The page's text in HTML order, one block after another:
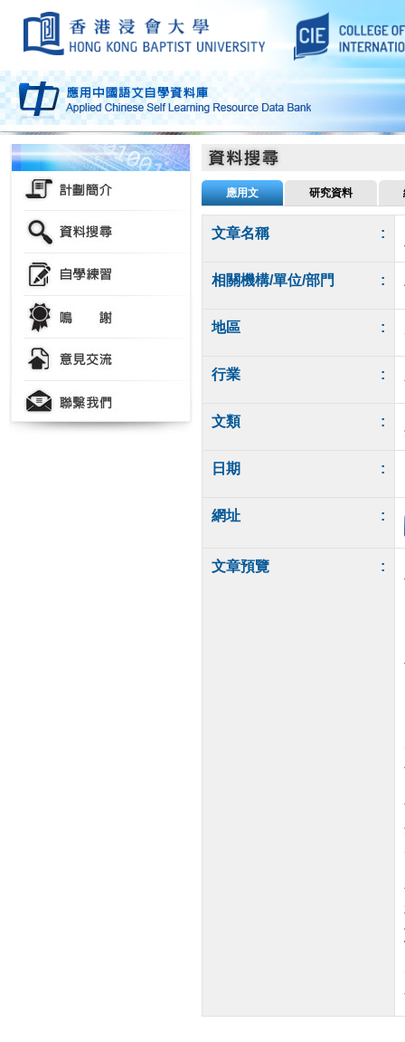
應用文 研究資料
文章名稱 :
相關機構/單位/部門 :
地區 :
行業 :
文類 :
日期 :
網址 :
文章預覽 :